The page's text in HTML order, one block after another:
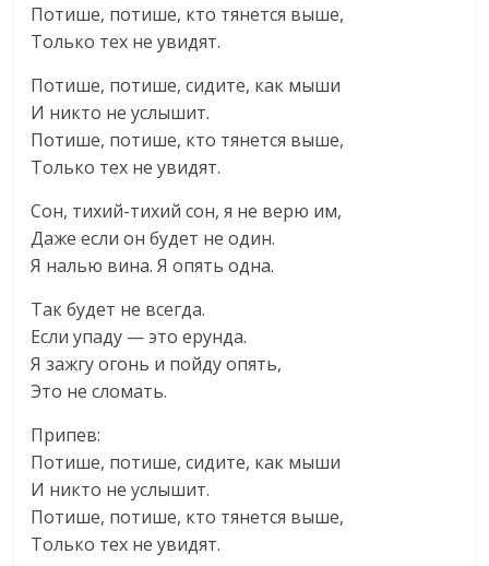
Потише, потише, кто тянется выше,
Только тех не увидят.
Потише, потише, сидите, как мыши
И никто не услышит.
Потише, потише, кто тянется выше,
Только тех не увидят.
Сон, тихий-тихий сон, я не верю им,
Даже если он будет не один.
Я налью вина. Я опять одна.
Так будет не всегда.
Если упаду — это ерунда.
Я зажгу огонь и пойду опять,
Это не сломать.
Припев:
Потише, потише, сидите, как мыши
И никто не услышит.
Потише, потише, кто тянется выше,
Только тех не увидят.